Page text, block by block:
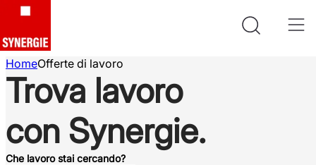
HomeOfferte di lavoro
Trova lavoro
con Synergie.
Che lavoro stai cercando?